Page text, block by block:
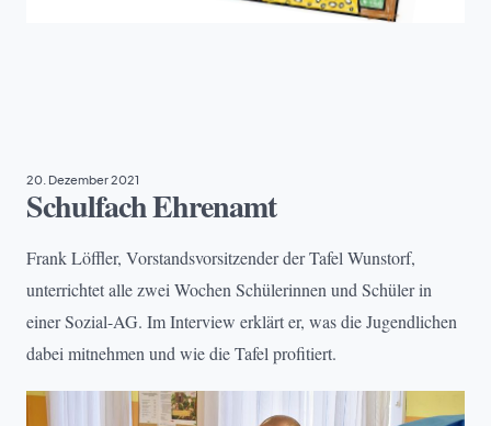
20. Dezember 2021
Schulfach Ehrenamt
Frank Löffler, Vorstandsvorsitzender der Tafel Wunstorf,
unterrichtet alle zwei Wochen Schülerinnen und Schüler in
einer Sozial-AG. Im Interview erklärt er, was die Jugendlichen
dabei mitnehmen und wie die Tafel profitiert.